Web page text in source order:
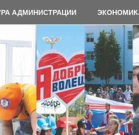
АДМИНИСТРАЦИИ